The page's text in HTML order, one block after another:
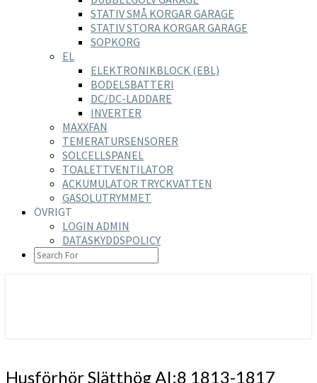
STATIV SMÅ KORGAR GARAGE
STATIV STORA KORGAR GARAGE
SOPKORG
EL
ELEKTRONIKBLOCK (EBL)
BODELSBATTERI
DC/DC-LADDARE
INVERTER
MAXXFAN
TEMERATURSENSORER
SOLCELLSPANEL
TOALETTVENTILATOR
ACKUMULATOR TRYCKVATTEN
GASOLUTRYMMET
ÖVRIGT
LOGIN ADMIN
DATASKYDDSPOLICY
SEARCH
ICON
Husförhör
Husförhör Slätthög AI:8 1813-1817